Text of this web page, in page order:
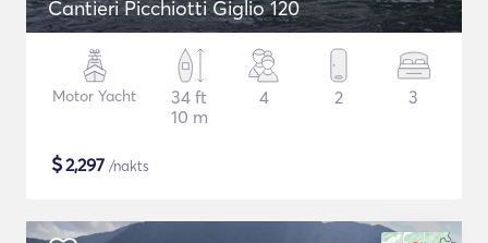
Cantieri Picchiotti Giglio 120
Motor Yacht
34 ft
10 m
4 2 3
$2,297 /nakts